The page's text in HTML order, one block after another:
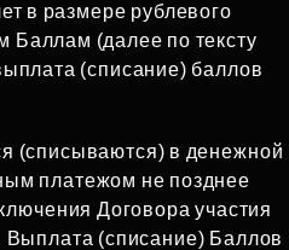
в размере рублевого
Баллам (далее по тексту
(списание) баллов
(списываются) в денежной
платежом не позднее
Договора участия
Выплата (списание) Баллов